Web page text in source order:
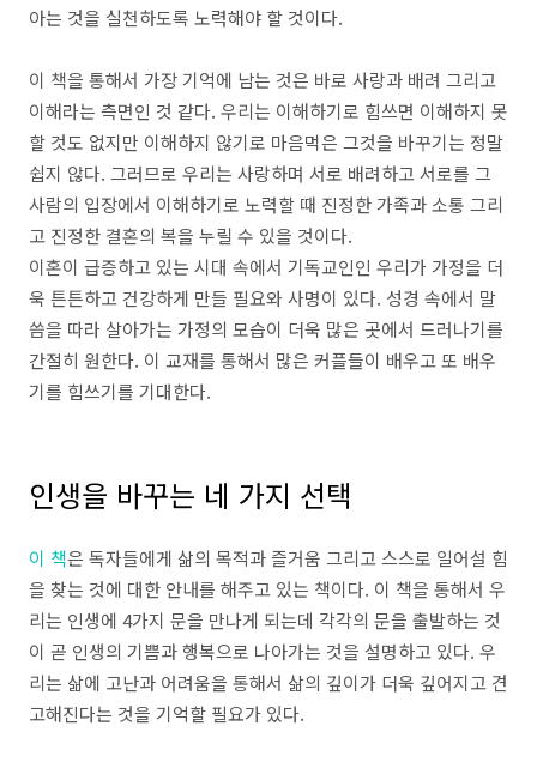
아는 것을 실천하도록 노력해야 할 것이다.
이 책을 통해서 가장 기억에 남는 것은 바로 사랑과 배려 그리고
이해라는 측면인 것 같다. 우리는 이해하기로 힘쓰면 이해하지 못
할 것도 없지만 이해하지 않기로 마음먹은 그것을 바꾸기는 정말
쉽지 않다. 그러므로 우리는 사랑하며 서로 배려하고 서로를 그
사람의 입장에서 이해하기로 노력할 때 진정한 가족과 소통 그리
고 진정한 결혼의 복을 누릴 수 있을 것이다.
이혼이 급증하고 있는 시대 속에서 기독교인인 우리가 가정을 더
욱 튼튼하고 건강하게 만들 필요와 사명이 있다. 성경 속에서 말
씀을 따라 살아가는 가정의 모습이 더욱 많은 곳에서 드러나기를
간절히 원한다. 이 교재를 통해서 많은 커플들이 배우고 또 배우
기를 힘쓰기를 기대한다.
인생을 바꾸는 네 가지 선택
이 책은 독자들에게 삶의 목적과 즐거움 그리고 스스로 일어설 힘
을 찾는 것에 대한 안내를 해주고 있는 책이다. 이 책을 통해서 우
리는 인생에 4가지 문을 만나게 되는데 각각의 문을 출발하는 것
이 곧 인생의 기쁨과 행복으로 나아가는 것을 설명하고 있다. 우
리는 삶에 고난과 어려움을 통해서 삶의 깊이가 더욱 깊어지고 견
고해진다는 것을 기억할 필요가 있다.